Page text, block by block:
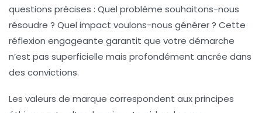
questions précises : Quel problème souhaitons-nous
résoudre ? Quel impact voulons-nous générer ? Cette
réflexion engageante garantit que votre démarche
n’est pas superficielle mais profondément ancrée dans
des convictions.
Les valeurs de marque correspondent aux principes